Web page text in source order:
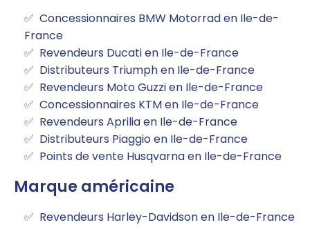
Concessionnaires BMW Motorrad en Ile-de-
France
Revendeurs Ducati en Ile-de-France
Distributeurs Triumph en Ile-de-France
Revendeurs Moto Guzzi en Ile-de-France
Concessionnaires KTM en Ile-de-France
Revendeurs Aprilia en Ile-de-France
Distributeurs Piaggio en Ile-de-France
Points de vente Husqvarna en Ile-de-France
Marque américaine
Revendeurs Harley-Davidson en Ile-de-France